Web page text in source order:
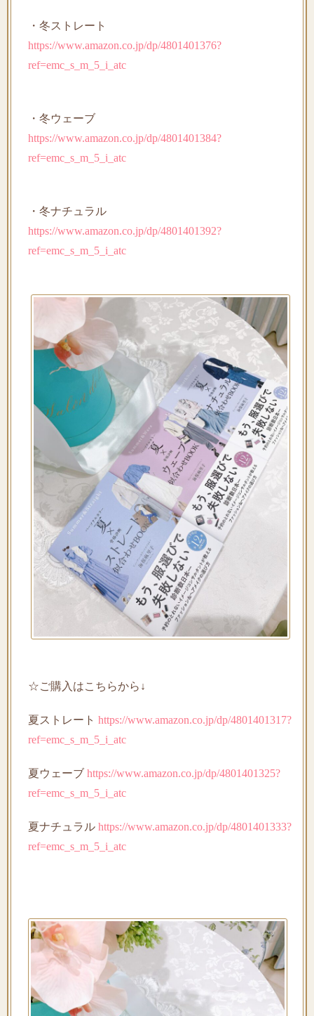
・冬ストレート
https://www.amazon.co.jp/dp/4801401376?
ref=emc_s_m_5_i_atc
・冬ウェーブ
https://www.amazon.co.jp/dp/4801401384?
ref=emc_s_m_5_i_atc
・冬ナチュラル
https://www.amazon.co.jp/dp/4801401392?
ref=emc_s_m_5_i_atc
☆ご購入はこちらから↓
夏ストレート https://www.amazon.co.jp/dp/4801401317?
ref=emc_s_m_5_i_atc
夏ウェーブ https://www.amazon.co.jp/dp/4801401325?
ref=emc_s_m_5_i_atc
夏ナチュラル https://www.amazon.co.jp/dp/4801401333?
ref=emc_s_m_5_i_atc